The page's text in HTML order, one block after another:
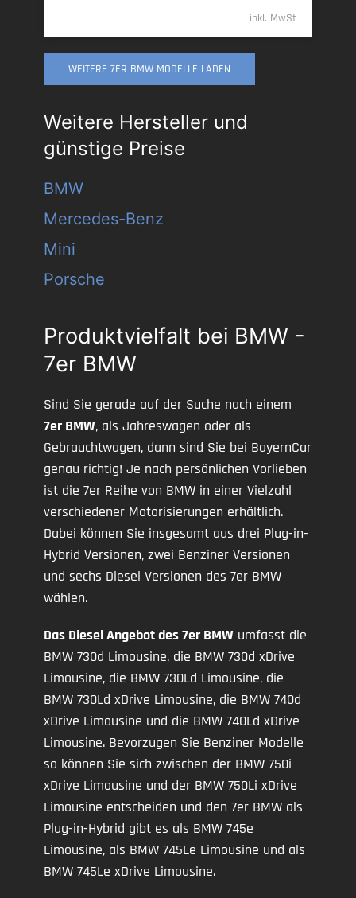
inkl. MwSt
WEITERE 7ER BMW MODELLE LADEN
Weitere Hersteller und
günstige Preise
BMW
Mercedes-Benz
Mini
Porsche
Produktvielfalt bei BMW -
7er BMW
Sind Sie gerade auf der Suche nach einem
7er BMW, als Jahreswagen oder als
Gebrauchtwagen, dann sind Sie bei BayernCar
genau richtig! Je nach persönlichen Vorlieben
ist die 7er Reihe von BMW in einer Vielzahl
verschiedener Motorisierungen erhältlich.
Dabei können Sie insgesamt aus drei Plug-in-
Hybrid Versionen, zwei Benziner Versionen
und sechs Diesel Versionen des 7er BMW
wählen.
Das Diesel Angebot des 7er BMW umfasst die
BMW 730d Limousine, die BMW 730d xDrive
Limousine, die BMW 730Ld Limousine, die
BMW 730Ld xDrive Limousine, die BMW 740d
xDrive Limousine und die BMW 740Ld xDrive
Limousine. Bevorzugen Sie Benziner Modelle
so können Sie sich zwischen der BMW 750i
xDrive Limousine und der BMW 750Li xDrive
Limousine entscheiden und den 7er BMW als
Plug-in-Hybrid gibt es als BMW 745e
Limousine, als BMW 745Le Limousine und als
BMW 745Le xDrive Limousine.